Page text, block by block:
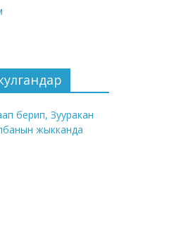
берип, Зууракан
жыкканда